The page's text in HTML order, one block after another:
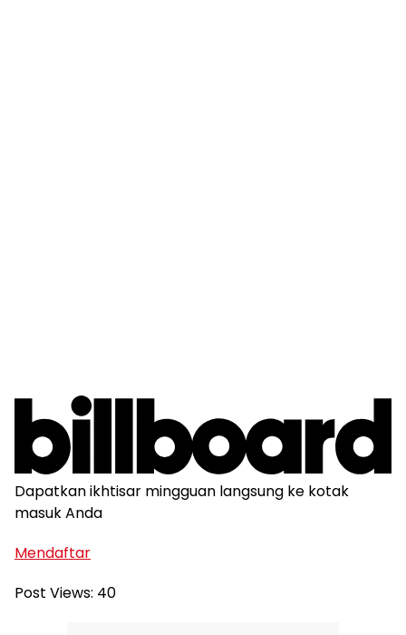
Dapatkan ikhtisar mingguan langsung ke kotak
masuk Anda
Mendaftar
Post Views: 40